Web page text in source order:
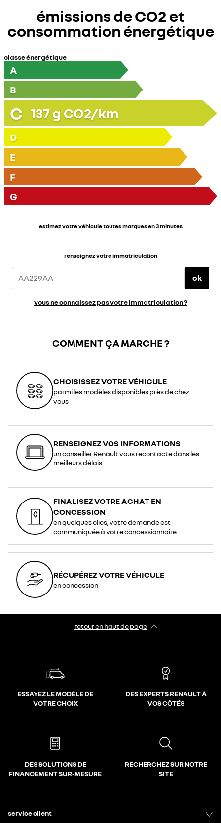
émissions de CO2 et
consommation énergétique
classe énergétique
A
B
C 137g CO2/km
D
E
F
G
estimez votre véhicule toutes marques en 3 minutes
renseignez votre immatriculation
ok
vous ne connaissez pas votre immatriculation ?
COMMENT ÇA MARCHE ?
CHOISISSEZ VOTRE VÉHICULE
parmi les modèles disponibles près de chez
vous
RENSEIGNEZ VOS INFORMATIONS
un conseiller Renault vous recontacte dans les
meilleurs délais
FINALISEZ VOTRE ACHAT EN
CONCESSION
en quelques clics, votre demande est
communiquée à votre concessionnaire
RÉCUPÉREZ VOTRE VÉHICULE
en concession
retour en haut de page​
ESSAYEZ LE MODÈLE DE
VOTRE CHOIX
DES EXPERTS RENAULT À
VOS CÔTÉS
DES SOLUTIONS DE
FINANCEMENT SUR-MESURE
RECHERCHEZ SUR NOTRE
SITE
service client